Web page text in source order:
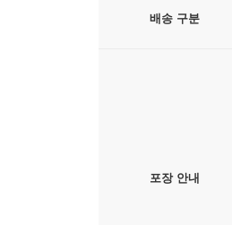
배송 구분
포장 안내